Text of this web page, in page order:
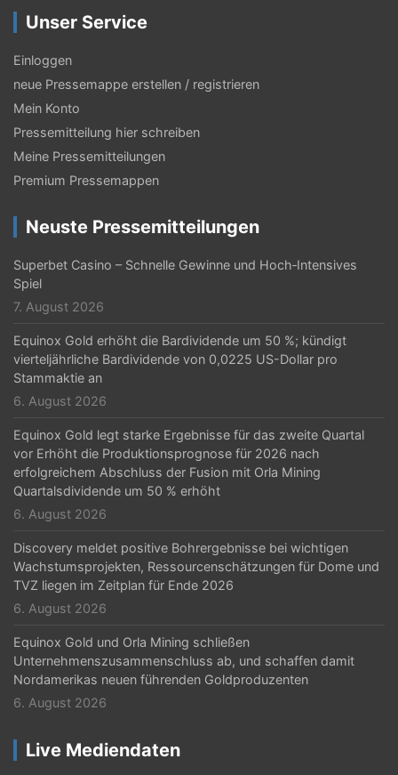
g
s
-
N
a
v
g
a
t
i
o
n
Unser Service
Einloggen
neue Pressemappe erstellen / registrieren
Mein Konto
Pressemitteilung hier schreiben
Meine Pressemitteilungen
Premium Pressemappen
Neuste Pressemitteilungen
Superbet Casino – Schnelle Gewinne und Hoch‑Intensives
Spiel
7. August 2026
Equinox Gold erhöht die Bardividende um 50 %; kündigt
vierteljährliche Bardividende von 0,0225 US-Dollar pro
Stammaktie an
6. August 2026
Equinox Gold legt starke Ergebnisse für das zweite Quartal
vor Erhöht die Produktionsprognose für 2026 nach
erfolgreichem Abschluss der Fusion mit Orla Mining
Quartalsdividende um 50 % erhöht
6. August 2026
Discovery meldet positive Bohrergebnisse bei wichtigen
Wachstumsprojekten, Ressourcenschätzungen für Dome und
TVZ liegen im Zeitplan für Ende 2026
6. August 2026
Equinox Gold und Orla Mining schließen
Unternehmenszusammenschluss ab, und schaffen damit
Nordamerikas neuen führenden Goldproduzenten
6. August 2026
Live Mediendaten